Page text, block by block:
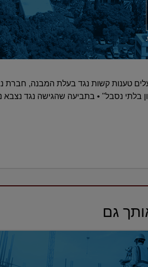
טענות קשות נגד בעלת המבנה,
בלתי נסבל" • בתביעה שהגישה נגד נצבא
גם